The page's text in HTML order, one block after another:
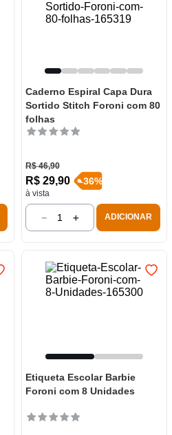
Caderno Espiral Capa Dura
Sortido Stitch Foroni com 80
folhas
R$ 46,90
R$ 29,90
à vista
-36%
＋
－ ADICIONAR
Etiqueta Escolar Barbie
Foroni com 8 Unidades